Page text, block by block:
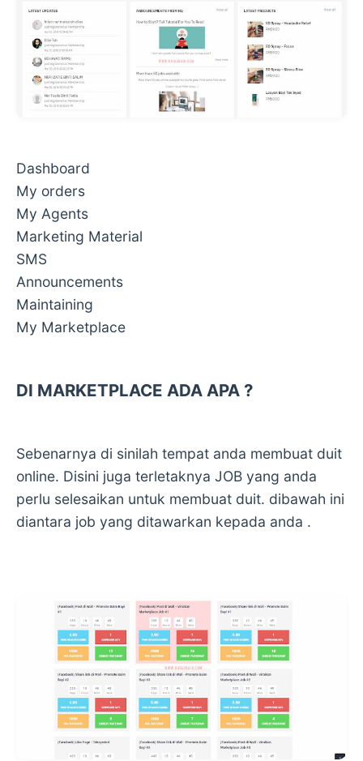
Dashboard
My orders
My Agents
Marketing Material
SMS
Announcements
Maintaining
My Marketplace
DI MARKETPLACE ADA APA ?
Sebenarnya di sinilah tempat anda membuat duit
online. Disini juga terletaknya JOB yang anda
perlu selesaikan untuk membuat duit. dibawah ini
diantara job yang ditawarkan kepada anda .